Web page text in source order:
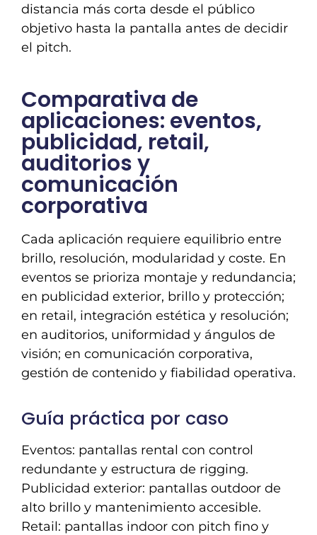
distancia más corta desde el público
objetivo hasta la pantalla antes de decidir
el pitch.
Comparativa de
aplicaciones: eventos,
publicidad, retail,
auditorios y
comunicación
corporativa
Cada aplicación requiere equilibrio entre
brillo, resolución, modularidad y coste. En
eventos se prioriza montaje y redundancia;
en publicidad exterior, brillo y protección;
en retail, integración estética y resolución;
en auditorios, uniformidad y ángulos de
visión; en comunicación corporativa,
gestión de contenido y fiabilidad operativa.
Guía práctica por caso
Eventos: pantallas rental con control
redundante y estructura de rigging.
Publicidad exterior: pantallas outdoor de
alto brillo y mantenimiento accesible.
Retail: pantallas indoor con pitch fino y